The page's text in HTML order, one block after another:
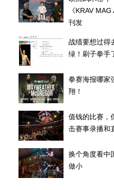
《KRAV
刊发
战绩要想过得
绿！刷子拳手
拳赛海报哪家
翔！
值钱的比赛，
击赛事录播和
换个角度看中
做小